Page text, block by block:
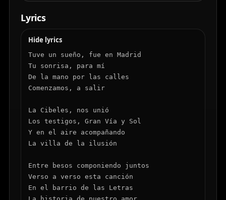
Lyrics
Hide lyrics
Tuve un sueño, fue en Madrid
Tu sonrisa, para mí
De la mano por las calles
Comenzamos, a salir
La Cibeles, nos unió
Los testigos, Gran Vía y Sol
Y en el aire acompañando
La villa de la ilusión
Entre besos componiendo juntos
Verso a verso esta canción
En el barrio de las Letras